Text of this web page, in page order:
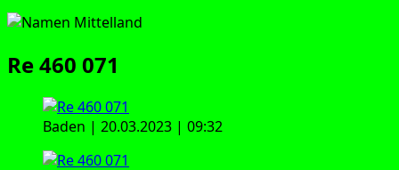
Re 460 071
Baden | 20.03.2023 | 09:32